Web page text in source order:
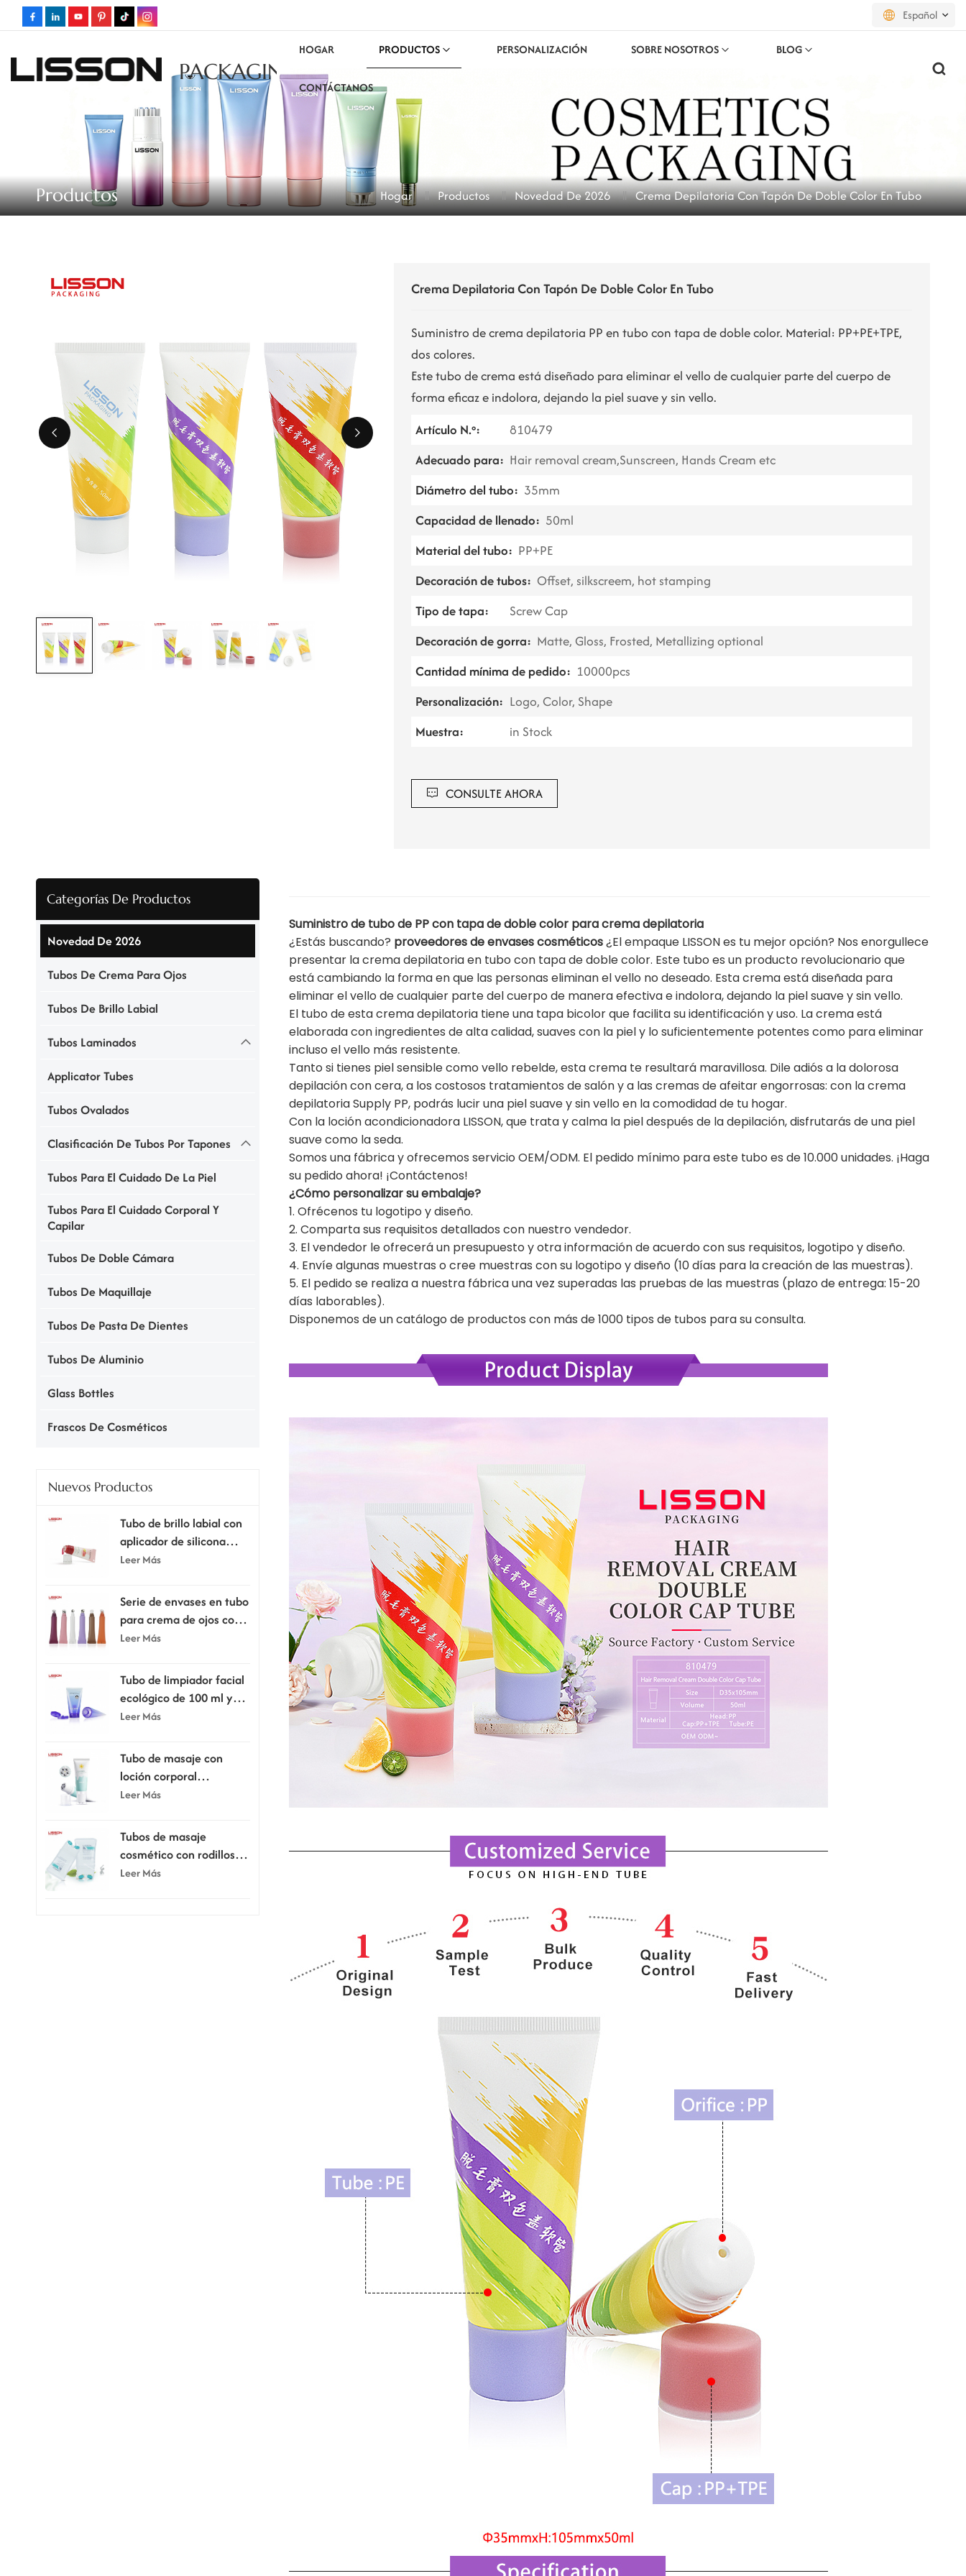
Español
русский
español
português
ไทย
PACKAGING
HOGAR PRODUCTOS PERSONALIZACIÓN SOBRE NOSOTROS BLOG
CONTÁCTANOS
Productos Hogar Productos Novedad De 2026 Crema Depilatoria Con Tapón De Doble Color En Tubo
Crema Depilatoria Con Tapón De Doble Color En Tubo
Suministro de crema depilatoria PP en tubo con tapa de doble color. Material: PP+PE+TPE,
dos colores.
Este tubo de crema está diseñado para eliminar el vello de cualquier parte del cuerpo de
forma eficaz e indolora, dejando la piel suave y sin vello.
Artículo N.º:
810479
Adecuado para: Hair removal cream,Sunscreen, Hands Cream etc
Diámetro del tubo: 35mm
Capacidad de llenado: 50ml
Material del tubo: PP+PE
Decoración de tubos: Offset, silkscreem, hot stamping
Tipo de tapa:
Screw Cap
Decoración de gorra: Matte, Gloss, Frosted, Metallizing optional
Cantidad mínima de pedido: 10000pcs
Personalización: Logo, Color, Shape
Muestra:
in Stock
CONSULTE AHORA
Categorías De Productos
Novedad De 2026
Tubos De Crema Para Ojos
Tubos De Brillo Labial
Tubos Laminados
Applicator Tubes
Tubos Ovalados
Clasificación De Tubos Por Tapones
Tubos Para El Cuidado De La Piel
Tubos Para El Cuidado Corporal Y
Capilar
Tubos De Doble Cámara
Tubos De Maquillaje
Tubos De Pasta De Dientes
Tubos De Aluminio
Glass Bottles
Frascos De Cosméticos
Nuevos Productos
Tubo de brillo labial con
aplicador de silicona
supersuave.
Leer Más
Serie de envases en tubo
para crema de ojos con
cabezal aplicador
Leer Más
Tubo de limpiador facial
ecológico de 100 ml y
120 ml con tapa
Leer Más
Tubo de masaje con
loción corporal
raspadora de 80 ml y
Leer Más
Tubos de masaje
cosmético con rodillos
dobles de silicona de 150
Leer Más
Suministro de tubo de PP con tapa de doble color para crema depilatoria
¿Estás buscando? proveedores de envases cosméticos¿El empaque LISSON es tu mejor opción? Nos enorgullece
presentar la crema depilatoria en tubo con tapa de doble color. Este tubo es un producto revolucionario que
está cambiando la forma en que las personas eliminan el vello no deseado. Esta crema está diseñada para
eliminar el vello de cualquier parte del cuerpo de manera efectiva e indolora, dejando la piel suave y sin vello.
El tubo de esta crema depilatoria tiene una tapa bicolor que facilita su identificación y uso. La crema está
elaborada con ingredientes de alta calidad, suaves con la piel y lo suficientemente potentes como para eliminar
incluso el vello más resistente.
Tanto si tienes piel sensible como vello rebelde, esta crema te resultará maravillosa. Dile adiós a la dolorosa
depilación con cera, a los costosos tratamientos de salón y a las cremas de afeitar engorrosas: con la crema
depilatoria Supply PP, podrás lucir una piel suave y sin vello en la comodidad de tu hogar.
Con la loción acondicionadora LISSON, que trata y calma la piel después de la depilación, disfrutarás de una piel
suave como la seda.
Somos una fábrica y ofrecemos servicio OEM/ODM. El pedido mínimo para este tubo es de 10.000 unidades. ¡Haga
su pedido ahora! ¡Contáctenos!
¿Cómo personalizar su embalaje?
1. Ofrécenos tu logotipo y diseño.
2. Comparta sus requisitos detallados con nuestro vendedor.
3. El vendedor le ofrecerá un presupuesto y otra información de acuerdo con sus requisitos, logotipo y diseño.
4. Envíe algunas muestras o cree muestras con su logotipo y diseño (10 días para la creación de las muestras).
5. El pedido se realiza a nuestra fábrica una vez superadas las pruebas de las muestras (plazo de entrega: 15-20
días laborables).
Disponemos de un catálogo de productos con más de 1000 tipos de tubos para su consulta.